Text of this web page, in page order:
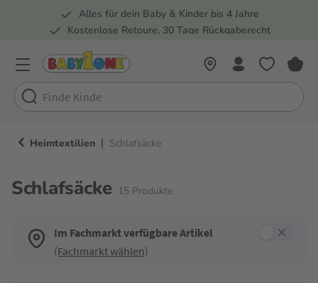
Zur Hauptnavigation springen
Alles für dein Baby & Kinder bis 4 Jahre
Kostenlose Retoure, 30 Tage Rückgaberecht
Heimtextilien | Schlafsäcke
Schlafsäcke 15 Produkte
Im Fachmarkt verfügbare Artikel
(Fachmarkt wählen)